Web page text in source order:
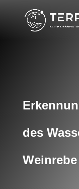
des
Weinrebe